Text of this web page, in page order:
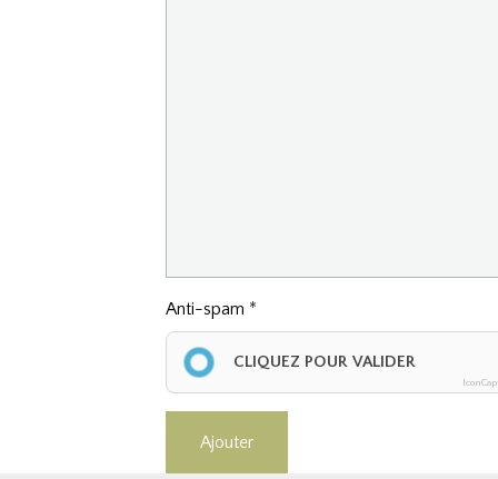
Anti-spam
CLIQUEZ POUR VALIDER
Ajouter